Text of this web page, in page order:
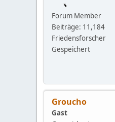
Forum Member
Beiträge: 11,184
Friedensforscher
Gespeichert
Groucho
Gast